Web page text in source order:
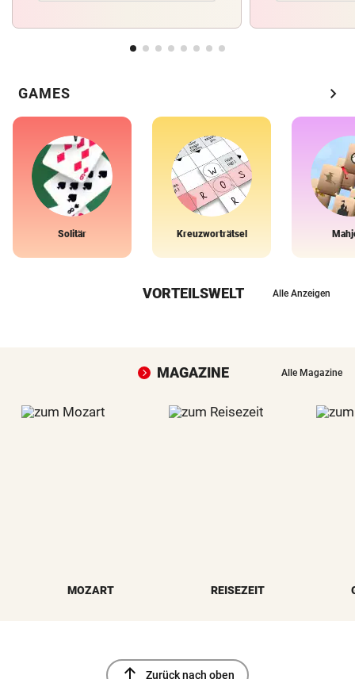
GAMES chevron_right
Solitär Kreuzworträtsel
VORTEILSWELT Alle Anzeigen
MAGAZINE Alle Magazine
MOZART REISEZEIT
Zurück nach oben